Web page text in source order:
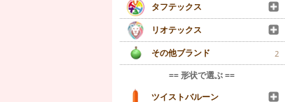
タフテックス
リオテックス
その他ブランド
2
== 形状で選ぶ ==
ツイストバルーン